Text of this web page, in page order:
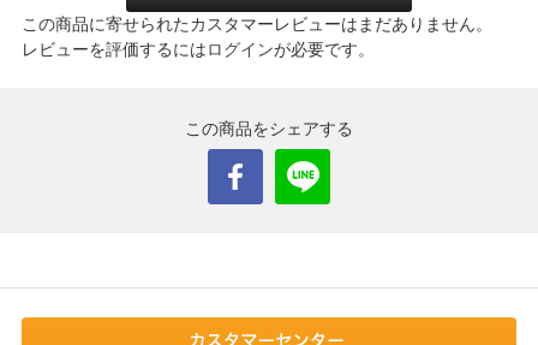
この商品に寄せられたカスタマーレビューはまだありません。
レビューを評価するにはログインが必要です。
この商品をシェアする